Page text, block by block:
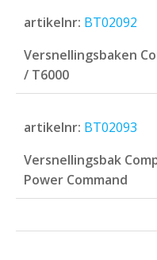
artikelnr: BT02092
Versnellingsbaken
/ T6000
artikelnr: BT02093
Versnellingsbak
Power Command